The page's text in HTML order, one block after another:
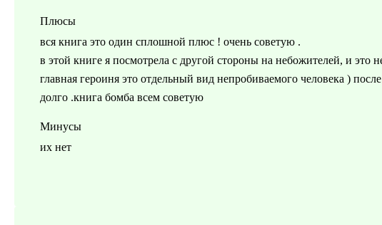
Плюсы
вся книга это один сплошной плюс ! очень советую .
в этой книге я посмотрела с другой стороны на небожителей, и это
главная героиня это отдельный вид непробиваемого человека )
долго .книга бомба всем советую
Минусы
их нет